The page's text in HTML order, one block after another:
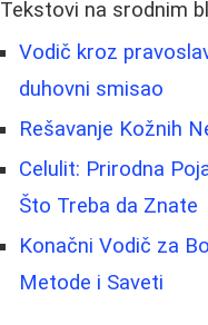
Tekstovi na srodnim
Vodič kroz
duhovni smisao
Rešavanje Kožnih
Celulit: Prirodna
Što Treba da Znate
Konačni Vodič za
Metode i Saveti